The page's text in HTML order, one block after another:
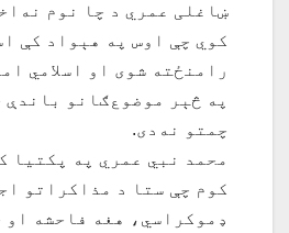
ښاغلی عمري د چا نوم
کوي چې اوس په هېواد کې
رامنځته شوی او اسلامي
په څېر موضوع‌ګانو باندې
چمتو نه‌دی.
محمد نبي عمري په پکتیا
کوم چې ستا د مذاکراتو
ډموکراسي، هغه فاحشه او